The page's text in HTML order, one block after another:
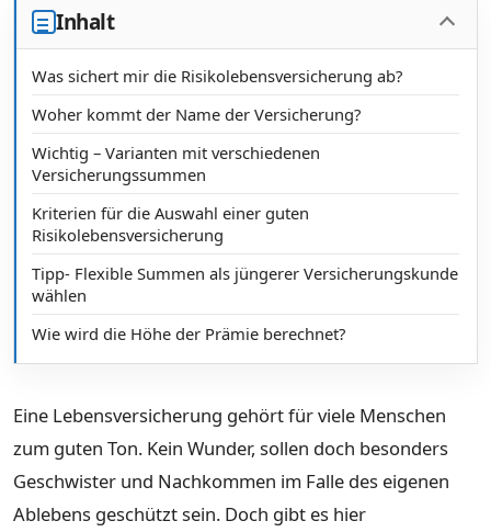
Inhalt
Was sichert mir die Risikolebensversicherung ab?
Woher kommt der Name der Versicherung?
Wichtig – Varianten mit verschiedenen
Versicherungssummen
Kriterien für die Auswahl einer guten
Risikolebensversicherung
Tipp- Flexible Summen als jüngerer Versicherungskunde
wählen
Wie wird die Höhe der Prämie berechnet?
Eine Lebensversicherung gehört für viele Menschen
zum guten Ton. Kein Wunder, sollen doch besonders
Geschwister und Nachkommen im Falle des eigenen
Ablebens geschützt sein. Doch gibt es hier